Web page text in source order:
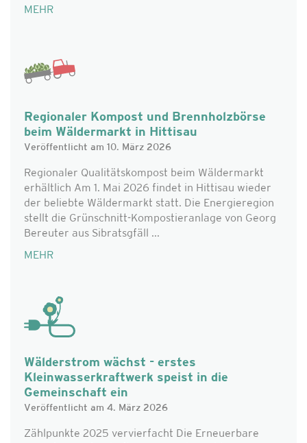
MEHR
Regionaler Kompost und Brennholzbörse
beim Wäldermarkt in Hittisau
Veröffentlicht am 10. März 2026
Regionaler Qualitätskompost beim Wäldermarkt
erhältlich Am 1. Mai 2026 findet in Hittisau wieder
der beliebte Wäldermarkt statt. Die Energieregion
stellt die Grünschnitt-Kompostieranlage von Georg
Bereuter aus Sibratsgfäll ...
MEHR
Wälderstrom wächst - erstes
Kleinwasserkraftwerk speist in die
Gemeinschaft ein
Veröffentlicht am 4. März 2026
Zählpunkte 2025 vervierfacht Die Erneuerbare